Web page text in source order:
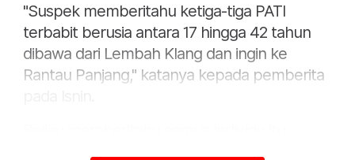
"Suspek memberitahu ketiga-tiga PATI
terbabit berusia antara 17 hingga 42 tahun
dibawa dari Lembah Klang dan ingin ke
Rantau Panjang," katanya kepada pemberita